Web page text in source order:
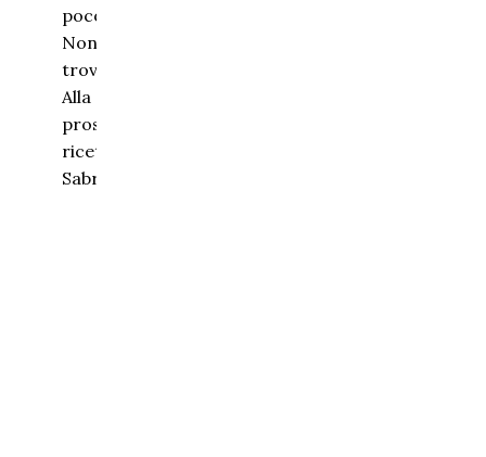
poco!
Non
trovate?
Alla
prossima
ricetta
Sabrina